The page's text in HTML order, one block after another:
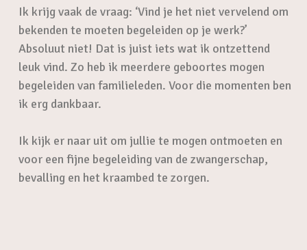
Ik krijg vaak de vraag: ‘Vind je het niet vervelend om
bekenden te moeten begeleiden op je werk?’
Absoluut niet! Dat is juist iets wat ik ontzettend
leuk vind. Zo heb ik meerdere geboortes mogen
begeleiden van familieleden. Voor die momenten ben
ik erg dankbaar.
Ik kijk er naar uit om jullie te mogen ontmoeten en
voor een fijne begeleiding van de zwangerschap,
bevalling en het kraambed te zorgen.